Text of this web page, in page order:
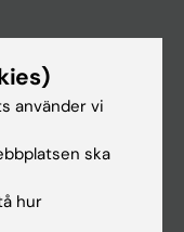
använder vi
ska
hur